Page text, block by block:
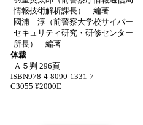
情報技術解析課長） 編著
國浦 淳（前警察大学校サイバー
セキュリティ研究・研修センター
所長） 編著
体裁
Ａ５判 296頁
ISBN978-4-8090-1331-7
C3055 ¥2000E